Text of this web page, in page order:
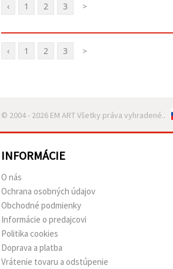
‹ 1 2 3 >
‹ 1 2 3 >
© 2004 - 2026 EM ART Všetky práva vyhradené..
INFORMÁCIE
O nás
Ochrana osobných údajov
Obchodné podmienky
Informácie o predajcovi
Politika cookies
Doprava a platba
Vrátenie tovaru a odstúpenie